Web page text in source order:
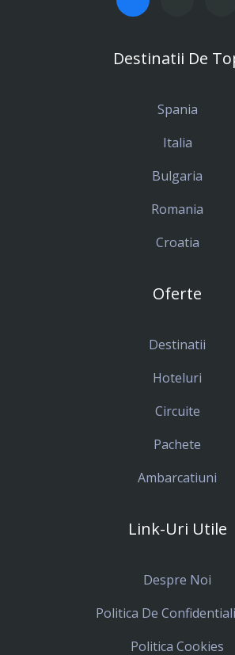
Destinatii De
Spania
Italia
Bulgaria
Romania
Croatia
Oferte
Destinatii
Hoteluri
Circuite
Pachete
Ambarcatiuni
Link-Uri Utile
Despre Noi
Politica De
Politica Cookies